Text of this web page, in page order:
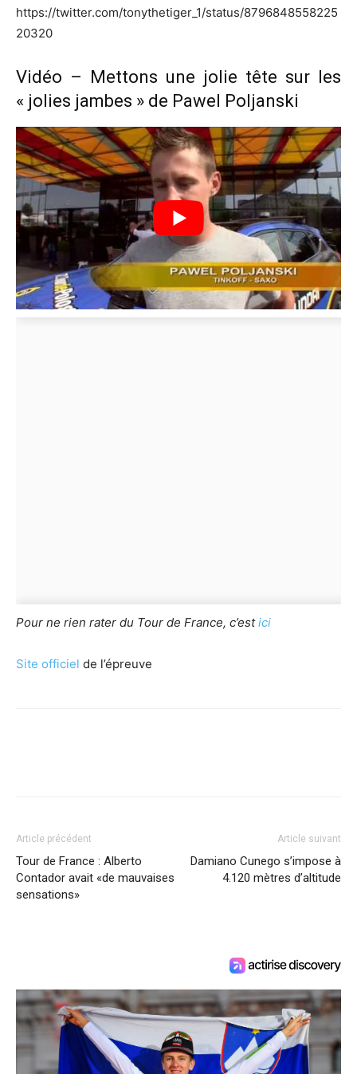
https://twitter.com/tonythetiger_1/status/8796848558225
20320
Vidéo – Mettons une jolie tête sur les
« jolies jambes » de Pawel Poljanski
Pour ne rien rater du Tour de France, c’estici
Site officiel de l’épreuve
Article précédent
Tour de France : Alberto
Contador avait «de mauvaises
sensations»
Article suivant
Damiano Cunego s’impose à
4.120 mètres d’altitude